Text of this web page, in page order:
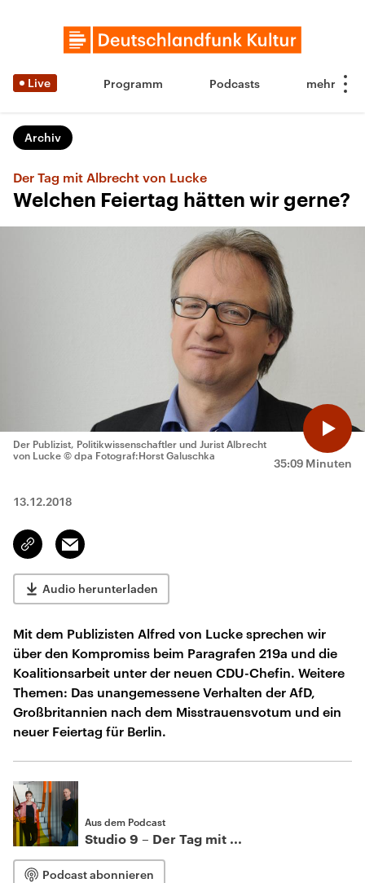
Live Programm Podcasts
Archiv
Der Tag mit Albrecht von Lucke
Welchen Feiertag hätten wir gerne?
35:09 Minuten
Der Publizist, Politikwissenschaftler und Jurist Albrecht
von Lucke © dpa Fotograf:Horst Galuschka
13.12.2018
Link
kopieren/teilen
Email
Audio herunterladen
Mit dem Publizisten Alfred von Lucke sprechen wir
über den Kompromiss beim Paragrafen 219a und die
Koalitionsarbeit unter der neuen CDU-Chefin. Weitere
Themen: Das unangemessene Verhalten der AfD,
Großbritannien nach dem Misstrauensvotum und ein
neuer Feiertag für Berlin.
Aus dem Podcast
Studio 9 – Der Tag mit ...
Podcast abonnieren